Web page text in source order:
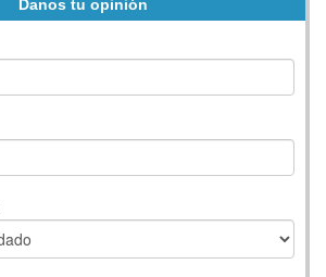
Danos tu opinión